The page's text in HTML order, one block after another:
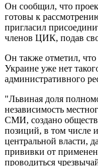
Он сообщил, что
готовы к
пригласил
членов ЦИК, подав
Он также отметил, что
Украине уже нет
административного
"Львиная доля
независимость
СМИ, создано
позиций, в том числе
центральной власти,
прививки от
проводиться